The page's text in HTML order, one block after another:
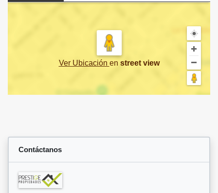
Ver Ubicación en street view
Contáctanos